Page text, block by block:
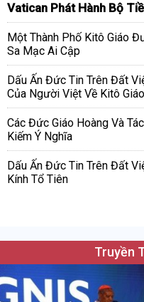
Vatican Phát Hành Bộ
Một Thành Phố Kitô Giáo
Sa Mạc Ai Cập
Dấu Ấn Đức Tin Trên Đất
Của Người Việt Về Kitô Giáo
Các Đức Giáo Hoàng Và
Kiếm Ý Nghĩa
Dấu Ấn Đức Tin Trên Đất
Kính Tổ Tiên
Truyền